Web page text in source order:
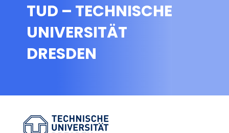
TUD – TECHNISCHE
UNIVERSITÄT
DRESDEN